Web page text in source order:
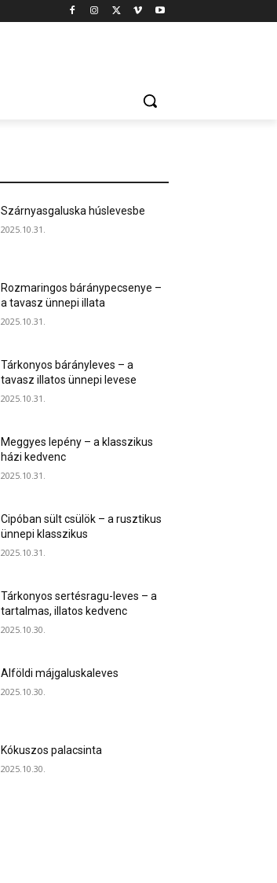
Szárnyasgaluska húslevesbe
2025.10.31.
Rozmaringos báránypecsenye –
a tavasz ünnepi illata
2025.10.31.
Tárkonyos bárányleves – a
tavasz illatos ünnepi levese
2025.10.31.
Meggyes lepény – a klasszikus
házi kedvenc
2025.10.31.
Cipóban sült csülök – a rusztikus
ünnepi klasszikus
2025.10.31.
Tárkonyos sertésragu-leves – a
tartalmas, illatos kedvenc
2025.10.30.
Alföldi májgaluskaleves
2025.10.30.
Kókuszos palacsinta
2025.10.30.